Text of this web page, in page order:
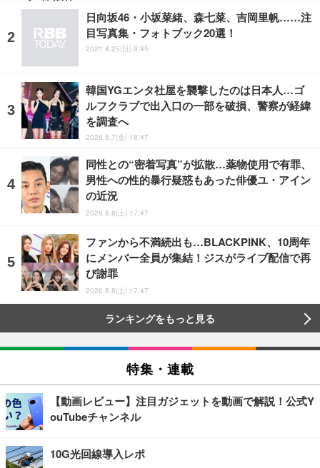
日向坂46・小坂菜緒、森七菜、吉岡里帆……注
目写真集・フォトブック20選！
2021.4.25(日) 9:45
韓国YGエンタ社屋を襲撃したのは日本人…ゴ
ルフクラブで出入口の一部を破損、警察が経緯
を調査へ
2026.8.7(金) 18:47
同性との“密着写真”が拡散…薬物使用で有罪、
男性への性的暴行疑惑もあった俳優ユ・アイン
の近況
2026.8.8(土) 17:47
ファンから不満続出も…BLACKPINK、10周年
にメンバー全員が集結！ジスがライブ配信で再
び謝罪
2026.8.8(土) 17:47
ランキングをもっと見る
特集・連載
【動画レビュー】注目ガジェットを動画で解説！公式Y
ouTubeチャンネル
10G光回線導入レポ